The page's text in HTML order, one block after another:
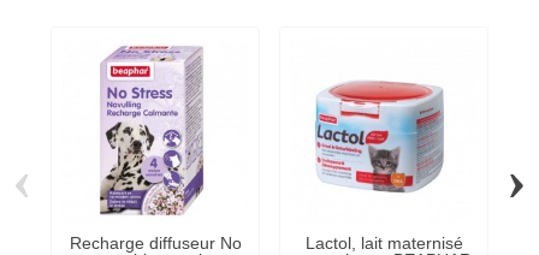
Recharge diffuseur No
Lactol, lait maternisé
‹ ›